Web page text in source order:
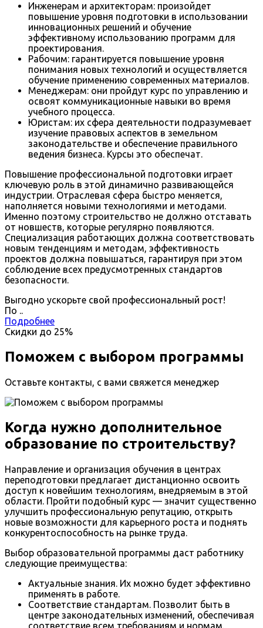
Инженерам и архитекторам: произойдет
повышение уровня подготовки в использовании
инновационных решений и обучение
эффективному использованию программ для
проектирования.
Рабочим: гарантируется повышение уровня
понимания новых технологий и осуществляется
обучение применению современных материалов.
Менеджерам: они пройдут курс по управлению и
освоят коммуникационные навыки во время
учебного процесса.
Юристам: их сфера деятельности подразумевает
изучение правовых аспектов в земельном
законодательстве и обеспечение правильного
ведения бизнеса. Курсы это обеспечат.
Повышение профессиональной подготовки играет
ключевую роль в этой динамично развивающейся
индустрии. Отраслевая сфера быстро меняется,
наполняется новыми технологиями и методами.
Именно поэтому строительство не должно отставать
от новшеств, которые регулярно появляются.
Специализация работающих должна соответствовать
новым тенденциям и методам, эффективность
проектов должна повышаться, гарантируя при этом
соблюдение всех предусмотренных стандартов
безопасности.
Выгодно ускорьте свой профессиональный рост!
По ..
Подробнее
Скидки до 25%
Поможем с выбором программы
Оставьте контакты, с вами свяжется менеджер
Когда нужно дополнительное
образование по строительству?
Направление и организация обучения в центрах
переподготовки предлагает дистанционно освоить
доступ к новейшим технологиям, внедряемым в этой
области. Пройти подобный курс — значит существенно
улучшить профессиональную репутацию, открыть
новые возможности для карьерного роста и поднять
конкурентоспособность на рынке труда.
Выбор образовательной программы даст работнику
следующие преимущества:
Актуальные знания. Их можно будет эффективно
применять в работе.
Соответствие стандартам. Позволит быть в
центре законодательных изменений, обеспечивая
соответствие всем требованиям и нормам.